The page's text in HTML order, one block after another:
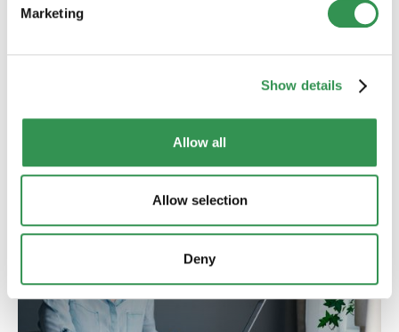
Marketing
Show details
Allow all
Allow selection
Deny
Altri articoli del blog
altri articoli del nostro blog.